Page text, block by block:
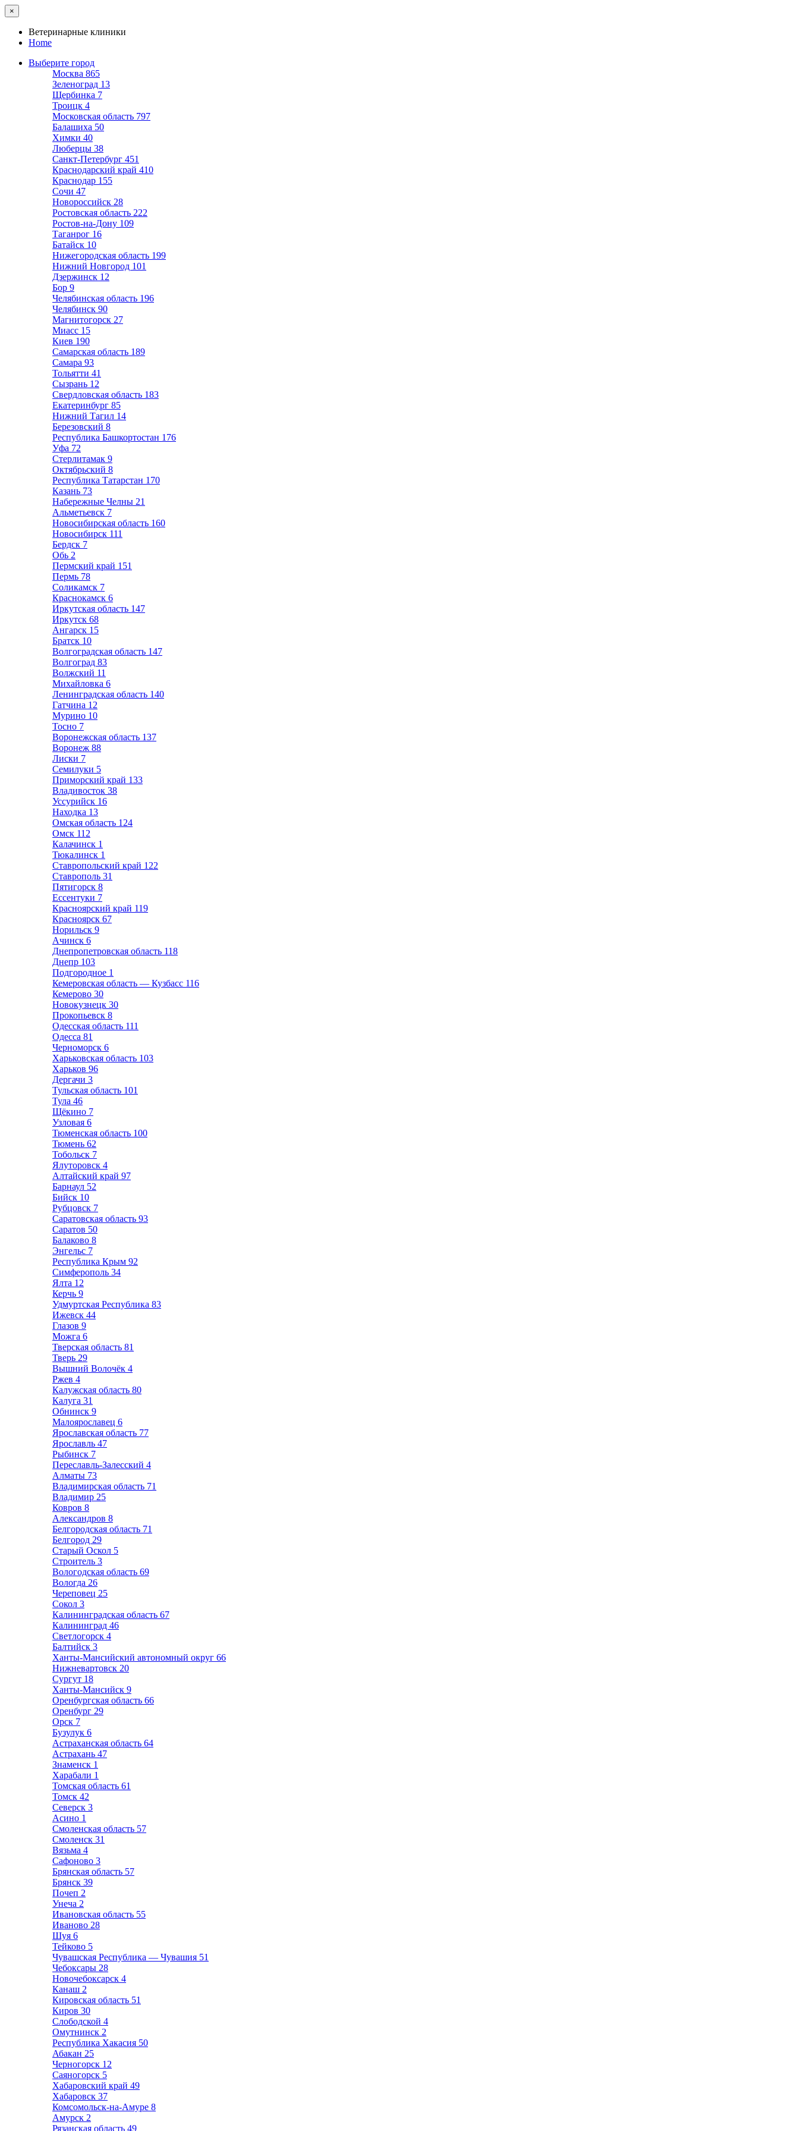
×
Ветеринарные клиники
Home
Выберите город
Москва 865
Зеленоград 13
Щербинка 7
Троицк 4
Московская область 797
Балашиха 50
Химки 40
Люберцы 38
Санкт-Петербург 451
Краснодарский край 410
Краснодар 155
Сочи 47
Новороссийск 28
Ростовская область 222
Ростов-на-Дону 109
Таганрог 16
Батайск 10
Нижегородская область 199
Нижний Новгород 101
Дзержинск 12
Бор 9
Челябинская область 196
Челябинск 90
Магнитогорск 27
Миасс 15
Киев 190
Самарская область 189
Самара 93
Тольятти 41
Сызрань 12
Свердловская область 183
Екатеринбург 85
Нижний Тагил 14
Березовский 8
Республика Башкортостан 176
Уфа 72
Стерлитамак 9
Октябрьский 8
Республика Татарстан 170
Казань 73
Набережные Челны 21
Альметьевск 7
Новосибирская область 160
Новосибирск 111
Бердск 7
Обь 2
Пермский край 151
Пермь 78
Соликамск 7
Краснокамск 6
Иркутская область 147
Иркутск 68
Ангарск 15
Братск 10
Волгоградская область 147
Волгоград 83
Волжский 11
Михайловка 6
Ленинградская область 140
Гатчина 12
Мурино 10
Тосно 7
Воронежская область 137
Воронеж 88
Лиски 7
Семилуки 5
Приморский край 133
Владивосток 38
Уссурийск 16
Находка 13
Омская область 124
Омск 112
Калачинск 1
Тюкалинск 1
Ставропольский край 122
Ставрополь 31
Пятигорск 8
Ессентуки 7
Красноярский край 119
Красноярск 67
Норильск 9
Ачинск 6
Днепропетровская область 118
Днепр 103
Подгородное 1
Кемеровская область — Кузбасс 116
Кемерово 30
Новокузнецк 30
Прокопьевск 8
Одесская область 111
Одесса 81
Черноморск 6
Харьковская область 103
Харьков 96
Дергачи 3
Тульская область 101
Тула 46
Щёкино 7
Узловая 6
Тюменская область 100
Тюмень 62
Тобольск 7
Ялуторовск 4
Алтайский край 97
Барнаул 52
Бийск 10
Рубцовск 7
Саратовская область 93
Саратов 50
Балаково 8
Энгельс 7
Республика Крым 92
Симферополь 34
Ялта 12
Керчь 9
Удмуртская Республика 83
Ижевск 44
Глазов 9
Можга 6
Тверская область 81
Тверь 29
Вышний Волочёк 4
Ржев 4
Калужская область 80
Калуга 31
Обнинск 9
Малоярославец 6
Ярославская область 77
Ярославль 47
Рыбинск 7
Переславль-Залесский 4
Алматы 73
Владимирская область 71
Владимир 25
Ковров 8
Александров 8
Белгородская область 71
Белгород 29
Старый Оскол 5
Строитель 3
Вологодская область 69
Вологда 26
Череповец 25
Сокол 3
Калининградская область 67
Калининград 46
Светлогорск 4
Балтийск 3
Ханты-Мансийский автономный округ 66
Нижневартовск 20
Сургут 18
Ханты-Мансийск 9
Оренбургская область 66
Оренбург 29
Орск 7
Бузулук 6
Астраханская область 64
Астрахань 47
Знаменск 1
Харабали 1
Томская область 61
Томск 42
Северск 3
Асино 1
Смоленская область 57
Смоленск 31
Вязьма 4
Сафоново 3
Брянская область 57
Брянск 39
Почеп 2
Унеча 2
Ивановская область 55
Иваново 28
Шуя 6
Тейково 5
Чувашская Республика — Чувашия 51
Чебоксары 28
Новочебоксарск 4
Канаш 2
Кировская область 51
Киров 30
Слободской 4
Омутнинск 2
Республика Хакасия 50
Абакан 25
Черногорск 12
Саяногорск 5
Хабаровский край 49
Хабаровск 37
Комсомольск-на-Амуре 8
Амурск 2
Рязанская область 49